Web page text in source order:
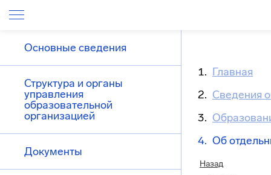
Основные сведения
Структура и органы
управления
образовательной
организацией
Документы
Главная
Сведения
Об
Назад